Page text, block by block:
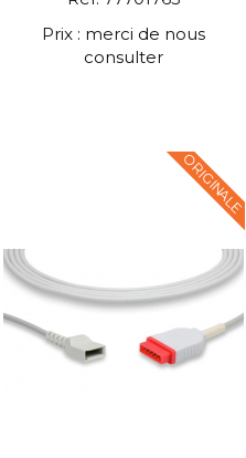
Prix : merci de nous
consulter
ORIGINALE